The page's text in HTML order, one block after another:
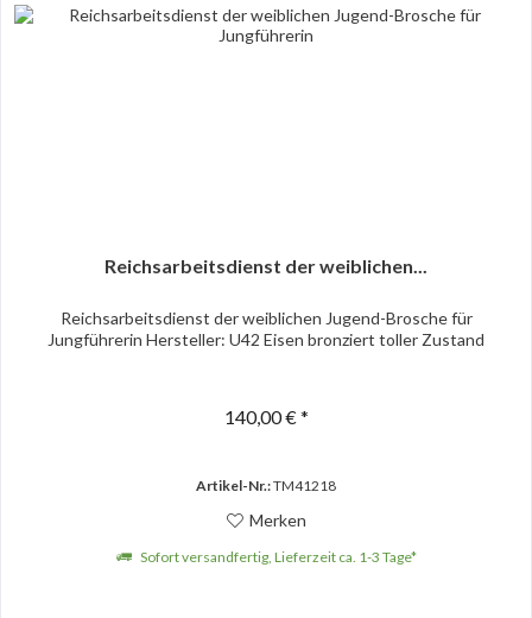
Reichsarbeitsdienst der weiblichen...
Reichsarbeitsdienst der weiblichen Jugend-Brosche für
Jungführerin Hersteller: U42 Eisen bronziert toller Zustand
140,00 € *
Artikel-Nr.:TM41218
Merken
Sofort versandfertig, Lieferzeit ca. 1-3 Tage*